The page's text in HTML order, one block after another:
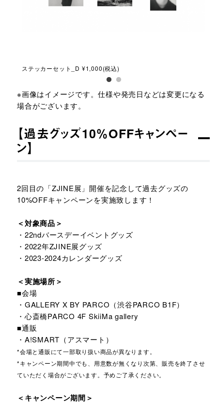
ステッカーセット_D ¥1,000(税込)
※画像はイメージです。仕様や発売日などは変更になる
場合がございます。
【過去グッズ10％OFFキャンペー
ン】​
2回目の「ZJINE展」開催を記念して過去グッズの
10%OFFキャンペーンを実施致します！​
＜対象商品＞​
・22ndバースデーイベントグッズ​
・2022年ZJINE展グッズ​
・2023-2024カレンダーグッズ​
＜実施場所＞
■会場​
・GALLERY X BY PARCO（渋谷PARCO B1F）​
・心斎橋PARCO 4F SkiiMa gallery​
​■通販​
・A!SMART（アスマート）​
*会場と通販にて一部取り扱い商品が異なります。​
*キャンペーン期間中でも、用意数が無くなり次第、販売を終了させ
ていただく場合がございます。予めご了承ください。​
＜キャンペーン期間＞​